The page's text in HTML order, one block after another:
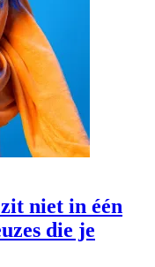
niet in één
die je